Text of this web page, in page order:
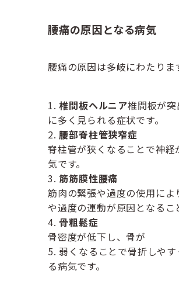
腰痛の原因となる病気
腰痛の原因は多岐にわたりま
椎間板ヘルニア椎間板が
に多く見られる症状です。
腰部脊柱管狭窄症
脊柱管が狭くなることで神
気です。
筋筋膜性腰痛
筋肉の緊張や過度の使用に
や過度の運動が原因となるこ
骨粗鬆症
骨密度が低下し、骨が
弱くなることで骨折しや
る病気です。